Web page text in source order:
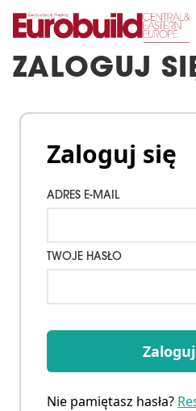
ZALOGUJ
Zaloguj się
ADRES E-MAIL
TWOJE HASŁO
Nie pamiętasz hasła?